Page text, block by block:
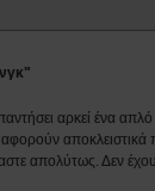
αρκεί ένα
απολύτως. Δεν